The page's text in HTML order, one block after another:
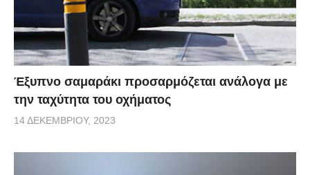
Έξυπνο σαμαράκι προσαρμόζεται ανάλογα με
την ταχύτητα του οχήματος
14 ΔΕΚΕΜΒΡΊΟΥ, 2023